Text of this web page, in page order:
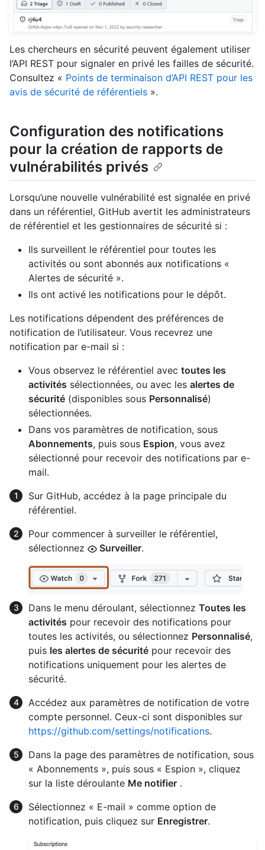
Les chercheurs en sécurité peuvent également utiliser
l’API REST pour signaler en privé les failles de sécurité.
Consultez « Points de terminaison d’API REST pour les
avis de sécurité de référentiels ».
Configuration des notifications
pour la création de rapports de
vulnérabilités privés
Lorsqu’une nouvelle vulnérabilité est signalée en privé
dans un référentiel, GitHub avertit les administrateurs
de référentiel et les gestionnaires de sécurité si :
Ils surveillent le référentiel pour toutes les
activités ou sont abonnés aux notifications «
Alertes de sécurité ».
Ils ont activé les notifications pour le dépôt.
Les notifications dépendent des préférences de
notification de l’utilisateur. Vous recevrez une
notification par e-mail si :
Vous observez le référentiel avec toutes les
activités sélectionnées, ou avec les alertes de
sécurité (disponibles sous Personnalisé)
sélectionnées.
Dans vos paramètres de notification, sous
Abonnements, puis sous Espion, vous avez
sélectionné pour recevoir des notifications par e-
mail.
Sur GitHub, accédez à la page principale du
référentiel.
Pour commencer à surveiller le référentiel,
sélectionnez
Surveiller.
Dans le menu déroulant, sélectionnez Toutes les
activités pour recevoir des notifications pour
toutes les activités, ou sélectionnez Personnalisé,
puis les alertes de sécurité pour recevoir des
notifications uniquement pour les alertes de
sécurité.
Accédez aux paramètres de notification de votre
compte personnel. Ceux-ci sont disponibles sur
https://github.com/settings/notifications.
Dans la page des paramètres de notification, sous
« Abonnements », puis sous « Espion », cliquez
sur la liste déroulante Me notifier .
Sélectionnez « E-mail » comme option de
notification, puis cliquez sur Enregistrer.